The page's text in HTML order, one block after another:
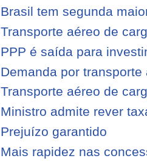
Brasil tem segunda
Transporte aéreo de
PPP é saída para
Demanda por
Transporte aéreo de
Ministro admite rever
Prejuízo garantido
Mais rapidez nas